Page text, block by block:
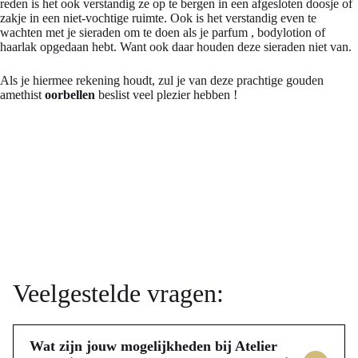
reden is het ook verstandig ze op te bergen in een afgesloten doosje of
zakje in een niet-vochtige ruimte. Ook is het verstandig even te
wachten met je sieraden om te doen als je parfum , bodylotion of
haarlak opgedaan hebt. Want ook daar houden deze sieraden niet van.
Als je hiermee rekening houdt, zul je van deze prachtige gouden
amethist oorbellen beslist veel plezier hebben !
Veelgestelde vragen:
Wat zijn jouw mogelijkheden bij Atelier